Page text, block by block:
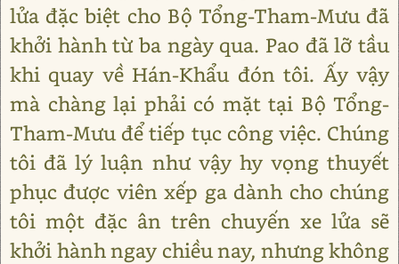
lửa đặc biệt cho Bộ Tổng-Tham-Mưu đã
khởi hành từ ba ngày qua. Pao đã lỡ tầu
khi quay về Hán-Khẩu đón tôi. Ấy vậy
mà chàng lại phải có mặt tại Bộ Tổng-
Tham-Mưu để tiếp tục công việc. Chúng
tôi đã lý luận như vậy hy vọng thuyết
phục được viên xếp ga dành cho chúng
tôi một đặc ân trên chuyến xe lửa sẽ
khởi hành ngay chiều nay, nhưng không